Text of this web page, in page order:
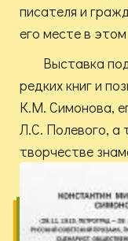
писателя и
его месте в
Выставка
редких книг и
К.М. Симонова,
Л.С. Полевого, а
творчестве